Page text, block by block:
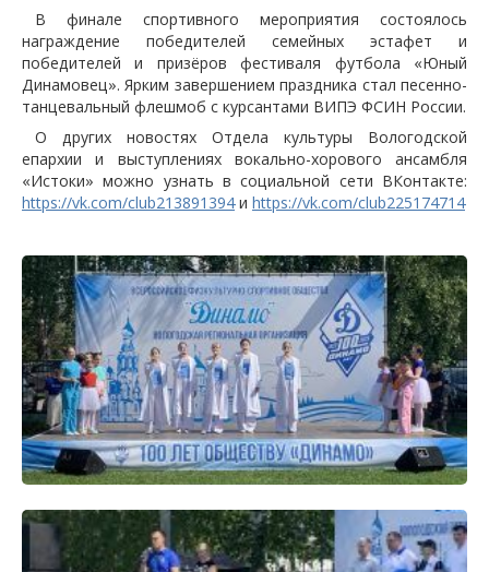
В финале спортивного мероприятия состоялось
награждение победителей семейных эстафет и
победителей и призёров фестиваля футбола «Юный
Динамовец». Ярким завершением праздника стал песенно-
танцевальный флешмоб с курсантами ВИПЭ ФСИН России.
О других новостях Отдела культуры Вологодской
епархии и выступлениях вокально-хорового ансамбля
«Истоки» можно узнать в социальной сети ВКонтакте:
https://vk.com/club213891394и https://vk.com/club225174714